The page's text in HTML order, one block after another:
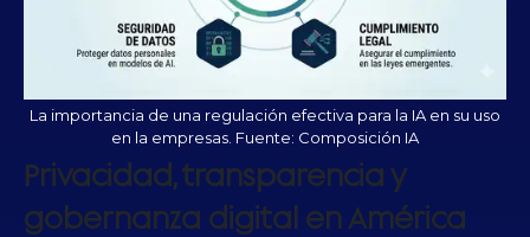
La importancia de una regulación efectiva para la IA en su uso
en la empresas. Fuente: Composición IA
Privacidad, transparencia y
gobernanza digital en América